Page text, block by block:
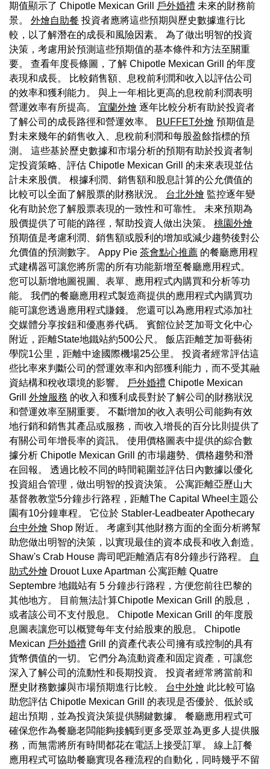
期值顯示了 Chipotle Mexican Grill
戶外婚禮 未來的財務前
景。 外燴自助餐 投資者應將這些預期與歷史數據進行比
較，以了解潛在的成長和風險因素。 為了做出明智的投資
決策，考慮用於預測這些預期值的基本條件和方法至關重
要。 查看年度長條圖，了解 Chipotle Mexican Grill 的年度
表現和成長。 比較銷售額、息稅前利潤和收入以評估公司
的效率和獲利能力。 與上一年相比更高的息稅前利潤表明
營運效率有所提高。 宜蘭外燴 逐年比較分析有助於投資者
了解公司的成長路徑和營運效率。
BUFFET外燴 預期值是
對未來幾年的銷售收入、息稅前利潤和每股盈餘指標的預
測。 這些基於歷史數據和市場分析的預期有助於投資者制
定投資策略、評估 Chipotle Mexican Grill 的未來表現並估
計未來股價。 根據利潤、銷售額和股息計算的公允價值的
比較可以全面了解股票的財務狀況。 台北外燴 監控逐年變
化有助於您了解股票表現的一致性和可靠性。 未來預期為
股價提供了可能的路徑，幫助投資人做出決策。 桃園外燴
預期值是考慮利潤、銷售額或股利的增加或減少趨勢後對公
允價值的預測數字。 Appy Pie 茶會點心推薦 的餐廳應用程
式建構器可讓您將所需的所有功能新增至餐廳應用程式。
您可以新增地圖視圖、表單、應用程式內購買和分析等功
能。 我們的餐廳應用程式製造商提供的應用程式內購買功
能可讓您透過應用程式賺錢。 您還可以為應用程式添加社
交媒體分享按鈕和優惠券代碼。 賓館位於芝加哥文化中心
附近，距離State地鐵站約500公尺。 飯店距離芝加哥藝術
學院1公里，距離中途國際機場25公里。 投資者經常評估這
些比率來判斷公司的營運效率和內部獲利能力，而不受其融
資結構和稅收環境的影響。
戶外婚禮 Chipotle Mexican
Grill 外燴服務 的收入和獲利成長對於了解公司的財務狀況
和營運效率至關重要。 不斷增加的收入表明公司能夠有效
地行銷和銷售其產品或服務，而收入增長的百分比則提供了
有關公司年增長率的資訊。 使用價格圖表中提供的綜合數
據分析 Chipotle Mexican Grill 的市場趨勢、價格趨勢和潛
在回報。 透過比較不同的時間範圍並評估日內數據以優化
投資組合管理，做出明智的投資決策。 公寓距離亞歷山大
基督教教堂5分鐘步行路程，距離The Capital Wheel主題公
園有10分鐘車程。 它位於 Stabler-Leadbeater Apothecary
台中外燴 Shop 附近。 考慮到其他財務方面的全面分析將幫
助您做出明智的決策，以實現最佳的資本成長和收入創造。
Shaw's Crab House 壽司吧距離酒店有8分鐘步行路程。
自
助式外燴 Drouot Luxe Apartman 公寓距離 Quatre
Septembre 地鐵站有 5 分鐘步行路程，方便您前往巴黎的
其他地方。 目前無法計算Chipotle Mexican Grill 的股息，
或者該公司不支付股息。 Chipotle Mexican Grill 的年度股
息圖表讓您可以概覽每年支付給股東的股息。 Chipotle
Mexican 戶外婚禮 Grill 的資產代表公司擁有或控制的具有
貨幣價值的一切。 它們分為流動資產和固定資產，可讓您
深入了解公司的流動性和長期投資。 投資者經常將當前和
歷史財務數據與市場預期進行比較。 台中外燴 此比較可協
助您評估 Chipotle Mexican Grill 的表現是否優於、低於或
超出預期，並為投資決策提供關鍵數據。 餐廳應用程式可
確保您作為餐廳老闆能夠接觸到更多受眾並為更多人提供服
務，而無需將所有時間都花在電話上接受訂單。 線上訂餐
應用程式可協助餐廳實現各種流程的自動化，同時幾乎不留